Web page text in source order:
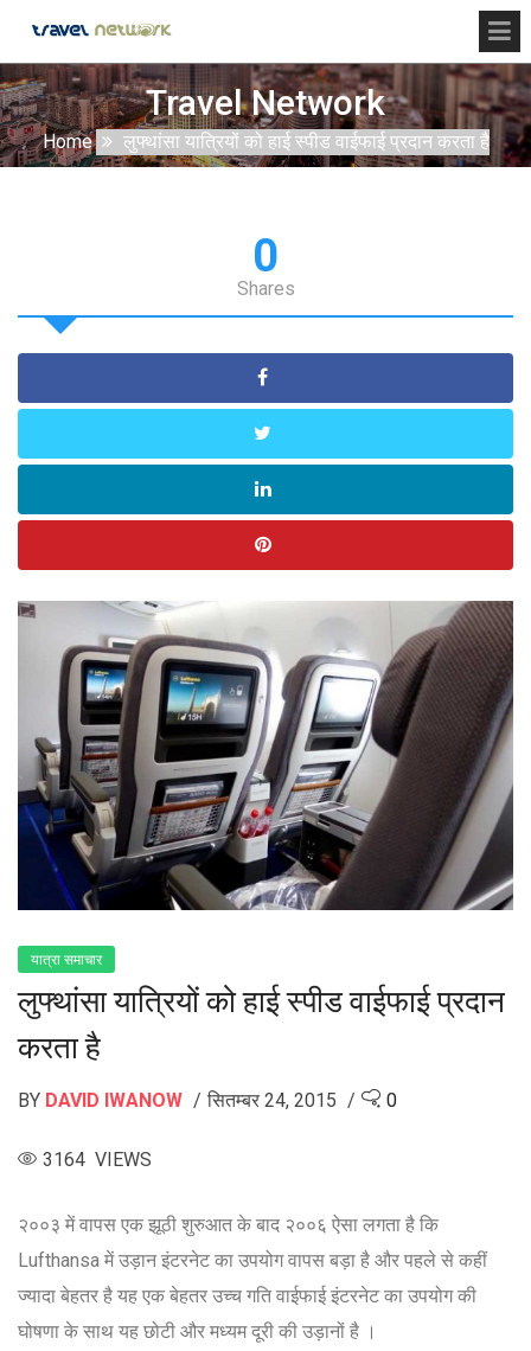
Travel Network
Home लुफ्थांसा यात्रियों को हाई स्पीड वाईफाई प्रदान करता है
0
Shares
यात्रा समाचार
लुफ्थांसा यात्रियों को हाई स्पीड वाईफाई प्रदान
करता है
BY DAVID IWANOW सितम्बर 24, 2015 0
3164 VIEWS
२००३ में वापस एक झूठी शुरुआत के बाद २००६ ऐसा लगता है कि
Lufthansa में उड़ान इंटरनेट का उपयोग वापस बड़ा है और पहले से कहीं
ज्यादा बेहतर है यह एक बेहतर उच्च गति वाईफाई इंटरनेट का उपयोग की
घोषणा के साथ यह छोटी और मध्यम दूरी की उड़ानों है ।